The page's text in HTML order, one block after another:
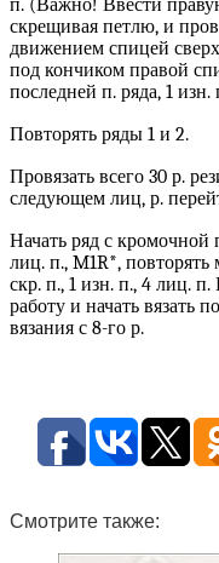
п. (Важно! Ввести
скрещивая петлю, и
движением спицей
под кончиком правой
последней п. ряда, 1 изн.
Повторять ряды 1 и 2.
Провязать всего 30 р.
следующем лиц, р.
Начать ряд с кромочной
лиц. п., M1R*,
скр. п., 1 изн. п., 4 лиц.
работу и начать вязать
вязания с 8-го р.
Смотрите также: